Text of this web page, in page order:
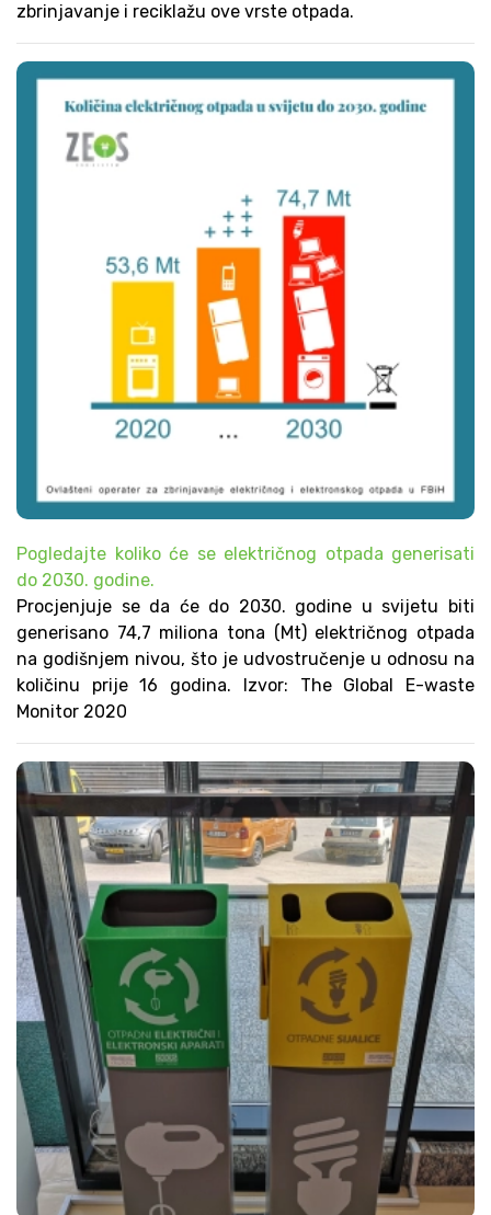
zbrinjavanje i reciklažu ove vrste otpada.
Pogledajte koliko će se električnog otpada generisati
do 2030. godine.
Procjenjuje se da će do 2030. godine u svijetu biti
generisano 74,7 miliona tona (Mt) električnog otpada
na godišnjem nivou, što je udvostručenje u odnosu na
količinu prije 16 godina. Izvor: The Global E-waste
Monitor 2020